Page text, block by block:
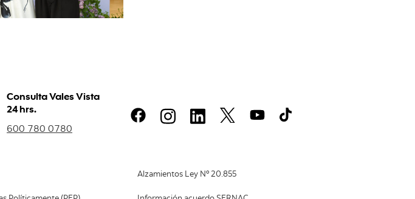
Consulta Vales Vista
24 hrs.
600 780 0780
Alzamientos Ley Nº 20.855